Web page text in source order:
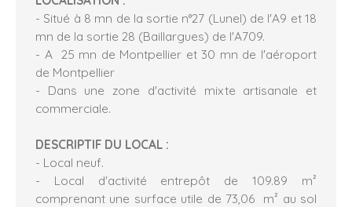
- Situé à 8 mn de la sortie n°27 (Lunel) de l'A9 et 18
mn de la sortie 28 (Baillargues) de l'A709.
- A 25 mn de Montpellier et 30 mn de l'aéroport
de Montpellier
- Dans une zone d'activité mixte artisanale et
commerciale.
DESCRIPTIF DU LOCAL :
- Local neuf.
- Local d'activité entrepôt de 109.89 m²
comprenant une surface utile de 73,06 m² au sol